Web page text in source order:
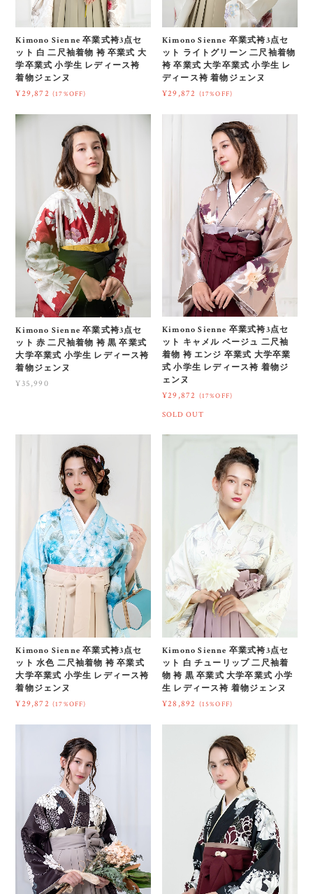
Kimono Sienne 卒業式袴3点セ
ット 白 二尺袖着物 袴 卒業式 大
学卒業式 小学生 レディース袴
着物ジェンヌ
¥29,872 (17%OFF)
Kimono Sienne 卒業式袴3点セ
ット ライトグリーン 二尺袖着物
袴 卒業式 大学卒業式 小学生 レ
ディース袴 着物ジェンヌ
¥29,872 (17%OFF)
Kimono Sienne 卒業式袴3点セ
ット 赤 二尺袖着物 袴 黒 卒業式
大学卒業式 小学生 レディース袴
着物ジェンヌ
¥35,990
Kimono Sienne 卒業式袴3点セ
ット キャメル ベージュ 二尺袖
着物 袴 エンジ 卒業式 大学卒業
式 小学生 レディース袴 着物ジ
ェンヌ
¥29,872 (17%OFF)
SOLD OUT
Kimono Sienne 卒業式袴3点セ
ット 水色 二尺袖着物 袴 卒業式
大学卒業式 小学生 レディース袴
着物ジェンヌ
¥29,872 (17%OFF)
Kimono Sienne 卒業式袴3点セ
ット 白 チューリップ 二尺袖着
物 袴 黒 卒業式 大学卒業式 小学
生 レディース袴 着物ジェンヌ
¥28,892 (15%OFF)